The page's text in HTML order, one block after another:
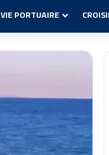
VIE PORTUAIRE